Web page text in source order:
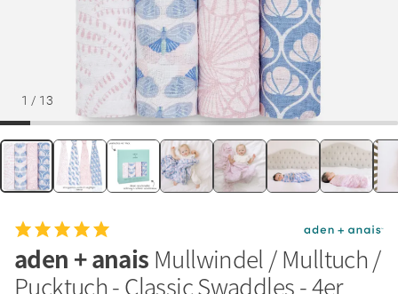
1 / 13
aden + anais Mullwindel / Mulltuch /
Pucktuch - Classic Swaddles - 4er